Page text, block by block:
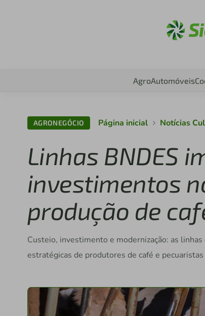
AgroAutomóveis
AGRONEGÓCIO Página inicial Notícias
Linhas BNDES
investimentos
produção de
Custeio, investimento e modernização: as
estratégicas de produtores de café e